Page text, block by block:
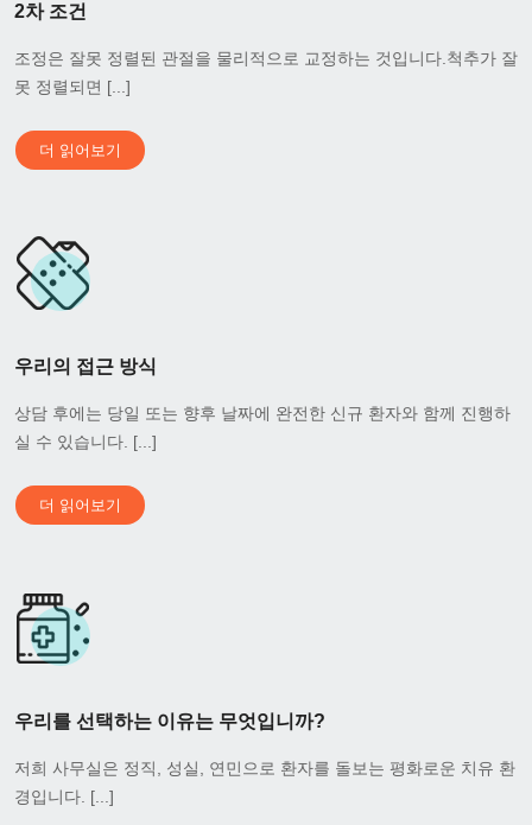
2차 조건
조정은 잘못 정렬된 관절을 물리적으로 교정하는 것입니다.척추가 잘
못 정렬되면 [...]
더 읽어보기
우리의 접근 방식
상담 후에는 당일 또는 향후 날짜에 완전한 신규 환자와 함께 진행하
실 수 있습니다. [...]
더 읽어보기
우리를 선택하는 이유는 무엇입니까?
저희 사무실은 정직, 성실, 연민으로 환자를 돌보는 평화로운 치유 환
경입니다. [...]